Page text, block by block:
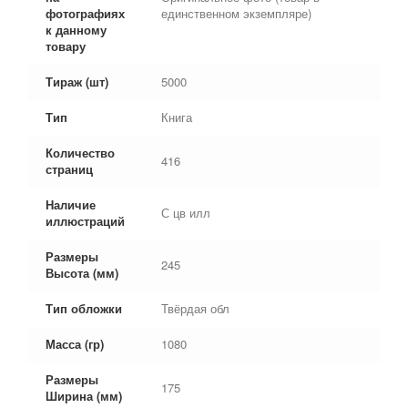
фотографиях
к данному
товару
единственном экземпляре)
Тираж (шт) 5000
Тип Книга
Количество
страниц
416
Наличие
иллюстраций
С цв илл
Размеры
Высота (мм)
245
Тип обложки Твёрдая обл
Масса (гр) 1080
Размеры
Ширина (мм)
175